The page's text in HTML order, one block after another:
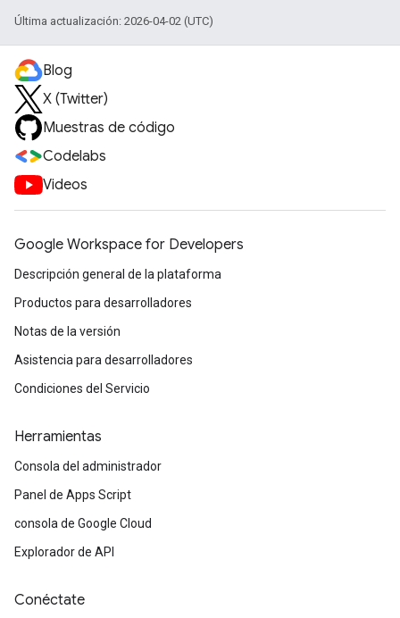
Última actualización: 2026-04-02 (UTC)
Blog
X (Twitter)
Muestras de código
Codelabs
Videos
Google Workspace for Developers
Descripción general de la plataforma
Productos para desarrolladores
Notas de la versión
Asistencia para desarrolladores
Condiciones del Servicio
Herramientas
Consola del administrador
Panel de Apps Script
consola de Google Cloud
Explorador de API
Conéctate